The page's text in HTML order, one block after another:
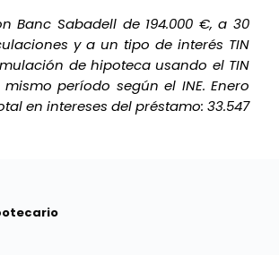
Banc Sabadell de 194.000 €, a 30
y a un tipo de interés TIN
de hipoteca usando el TIN
período según el INE. Enero
en intereses del préstamo: 33.547